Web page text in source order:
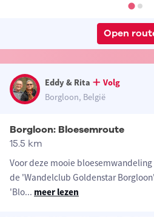
Open
Eddy & Rita
Volg
Borgloon, België
Borgloon: Bloesemroute
15.5 km
Voor deze mooie
de 'Wandelclub Goldenstar
'Blo... meer lezen